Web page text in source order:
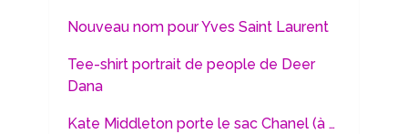
Nouveau nom pour Yves Saint Laurent
Tee-shirt portrait de people de Deer
Dana
Kate Middleton porte le sac Chanel (à …